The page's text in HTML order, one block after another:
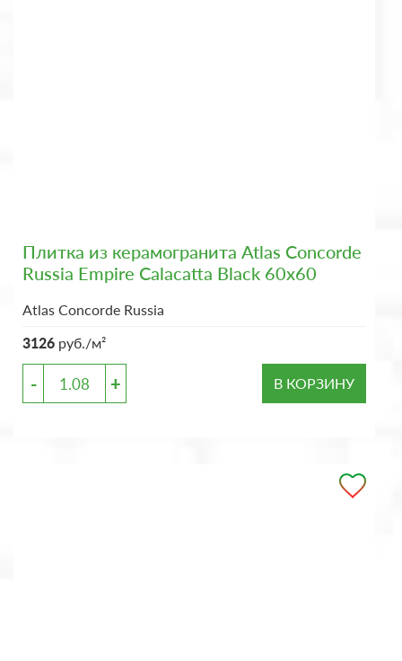
Плитка из керамогранита Atlas Concorde
Russia Empire Calacatta Black 60x60
Atlas Concorde Russia
3126 руб./м²
- + В КОРЗИНУ